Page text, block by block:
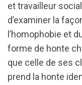
et travailleur
d’examiner la
l’homophobie et
forme de honte
que celle de ses
prend la honte